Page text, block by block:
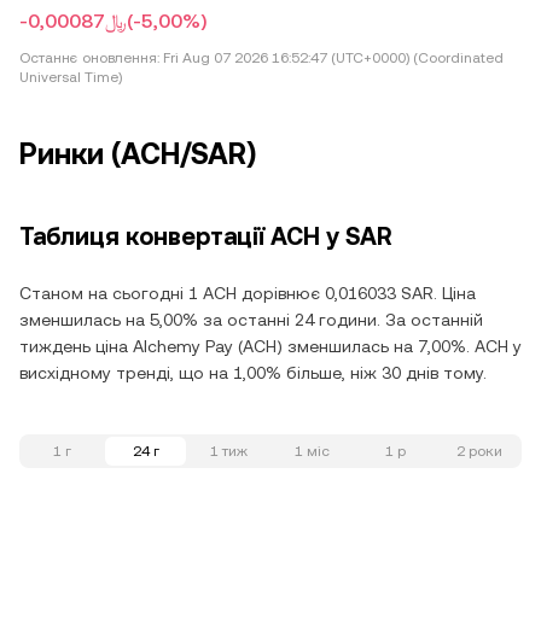
-﷼0,00087(-5,00%)
Останнє оновлення: Fri Aug 07 2026 16:52:47 (UTC+0000) (Coordinated
Universal Time)
Ринки (ACH/SAR)
Таблиця конвертації ACH у SAR
Станом на сьогодні 1 ACH дорівнює 0,016033 SAR. Ціна
зменшилась на 5,00% за останні 24 години. За останній
тиждень ціна Alchemy Pay (ACH) зменшилась на 7,00%. ACH у
висхідному тренді, що на 1,00% більше, ніж 30 днів тому.
1 г 24 г 1 тиж 1 міс 1 р 2 роки